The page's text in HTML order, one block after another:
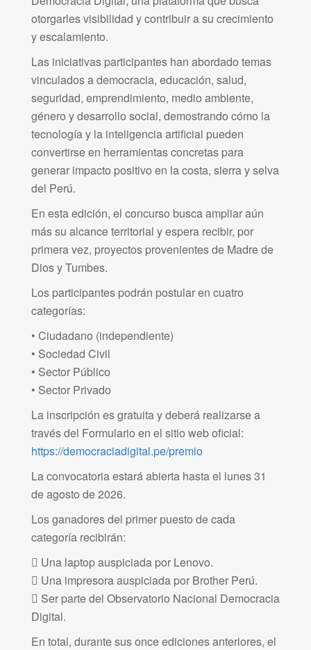
otorgarles visibilidad y contribuir a su crecimiento
y escalamiento.
Las iniciativas participantes han abordado temas
vinculados a democracia, educación, salud,
seguridad, emprendimiento, medio ambiente,
género y desarrollo social, demostrando cómo la
tecnología y la inteligencia artificial pueden
convertirse en herramientas concretas para
generar impacto positivo en la costa, sierra y selva
del Perú.
En esta edición, el concurso busca ampliar aún
más su alcance territorial y espera recibir, por
primera vez, proyectos provenientes de Madre de
Dios y Tumbes.
Los participantes podrán postular en cuatro
categorías:
• Ciudadano (independiente)
• Sociedad Civil
• Sector Público
• Sector Privado
La inscripción es gratuita y deberá realizarse a
través del Formulario en el sitio web oficial:
https://democraciadigital.pe/premio
La convocatoria estará abierta hasta el lunes 31
de agosto de 2026.
Los ganadores del primer puesto de cada
categoría recibirán:
 Una laptop auspiciada por Lenovo.
 Una impresora auspiciada por Brother Perú.
 Ser parte del Observatorio Nacional Democracia
Digital.
En total, durante sus once ediciones anteriores, el